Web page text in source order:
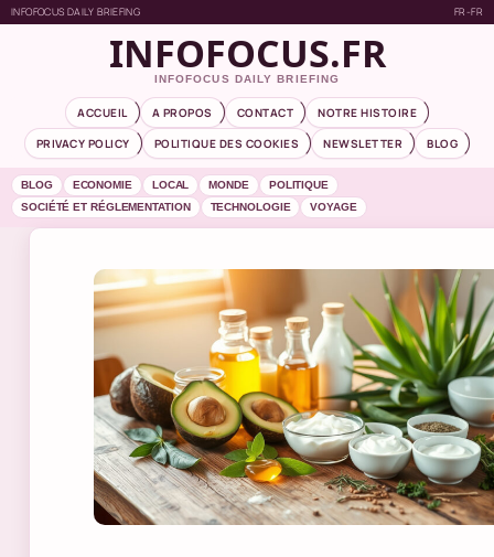
INFOFOCUS DAILY BRIEFING FR-FR
INFOFOCUS.FR
INFOFOCUS DAILY BRIEFING
ACCUEIL A PROPOS CONTACT
NOTRE HISTOIRE
PRIVACY POLICY
POLITIQUE DES COOKIES NEWSLETTER BLOG
BLOG ECONOMIE LOCAL MONDE
POLITIQUE
SOCIÉTÉ ET RÉGLEMENTATION
TECHNOLOGIE VOYAGE